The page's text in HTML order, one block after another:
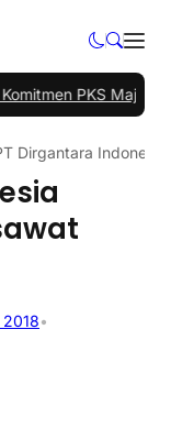
PKS Majukan
Dirgantara
•